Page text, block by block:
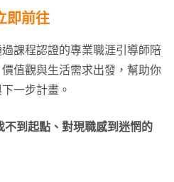
即前往
課程認證的專業職涯引導師陪
值觀與生活需求出發，幫助你
一步計畫。
不到起點、對現職感到迷惘的